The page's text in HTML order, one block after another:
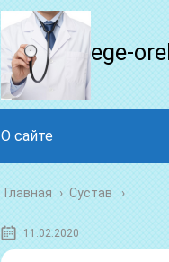
ege-
О сайте
Главная › Сустав
11.02.2020